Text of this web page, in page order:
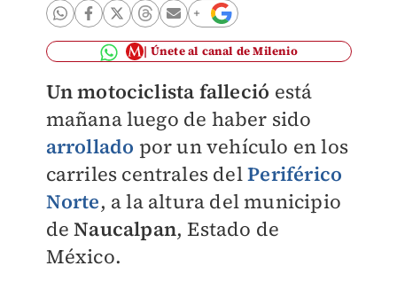
Únete al canal de Milenio
Un motociclista falleció está
mañana luego de haber sido
arrollado por un vehículo en los
carriles centrales delPeriférico
Norte, a la altura del municipio
deNaucalpan, Estado de
México.